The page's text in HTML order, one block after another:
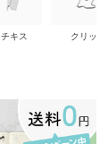
キス クリップ